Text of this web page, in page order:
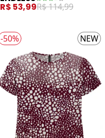
R$ 53,99R$ 114,99
-50% NEW